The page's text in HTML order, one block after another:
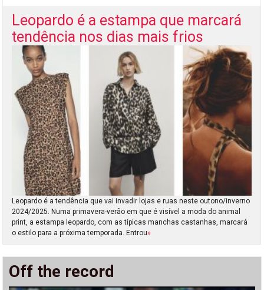
Leopardo é a estampa que marcará
tendência nos dias mais frios
Leopardo é a tendência que vai invadir lojas e ruas neste outono/inverno
2024/2025. Numa primavera-verão em que é visível a moda do animal
print, a estampa leopardo, com as típicas manchas castanhas, marcará
o estilo para a próxima temporada. Entrou»
Off the record